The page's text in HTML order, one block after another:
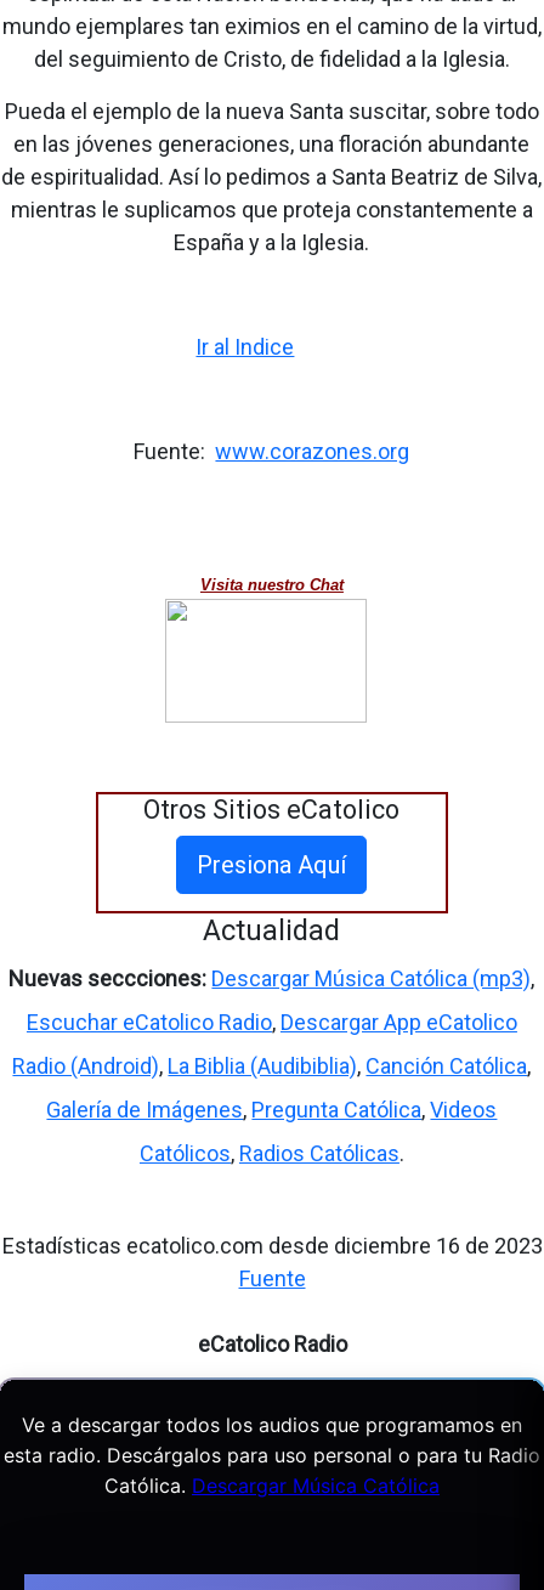
mundo ejemplares tan eximios en el camino de la virtud,
del seguimiento de Cristo, de fidelidad a la Iglesia.
Pueda el ejemplo de la nueva Santa suscitar, sobre todo
en las jóvenes generaciones, una floración abundante
de espiritualidad. Así lo pedimos a Santa Beatriz de Silva,
mientras le suplicamos que proteja constantemente a
España y a la Iglesia.
Ir al Indice
Fuente:www.corazones.org
Visita nuestro Chat
Otros Sitios eCatolico
Presiona Aquí
Actualidad
Nuevas seccciones: Descargar Música Católica (mp3),
Escuchar eCatolico Radio, Descargar App eCatolico
Radio (Android), La Biblia (Audibiblia), Canción Católica,
Galería de Imágenes, Pregunta Católica,Videos
Católicos, Radios Católicas.
Estadísticas ecatolico.com desde diciembre 16 de 2023
Fuente
eCatolico Radio